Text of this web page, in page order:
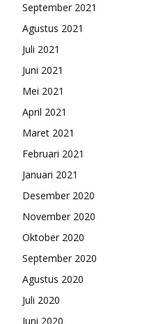
September 2021
Agustus 2021
Juli 2021
Juni 2021
Mei 2021
April 2021
Maret 2021
Februari 2021
Januari 2021
Desember 2020
November 2020
Oktober 2020
September 2020
Agustus 2020
Juli 2020
Juni 2020